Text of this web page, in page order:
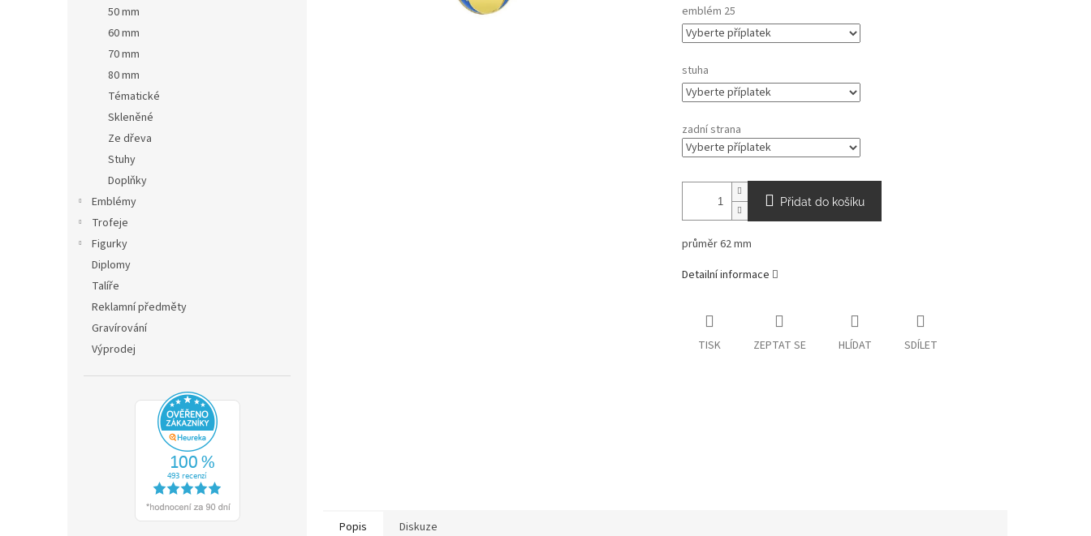
50 mm
60 mm
70 mm
80 mm
Tématické
Skleněné
Ze dřeva
Stuhy
Doplňky
Emblémy
Trofeje
Figurky
Diplomy
Talíře
Reklamní předměty
Gravírování
Výprodej
emblém 25
stuha
zadní strana
Přidat do košíku
průměr 62 mm
Detailní informace
TISK ZEPTAT SE HLÍDAT SDÍLET
Popis Diskuze